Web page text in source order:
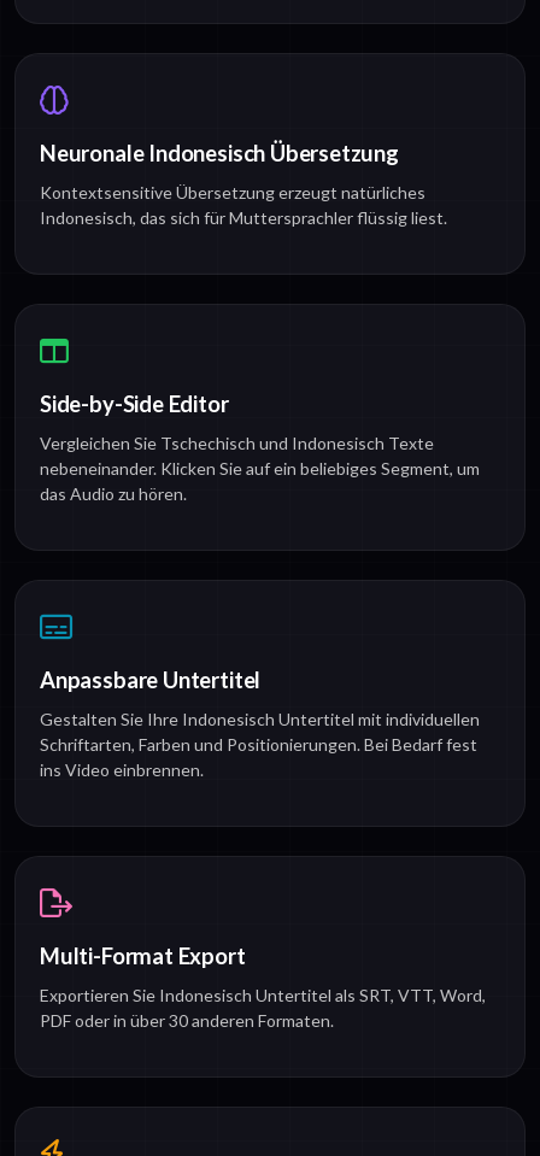
Neuronale Indonesisch Übersetzung
Kontextsensitive Übersetzung erzeugt natürliches
Indonesisch, das sich für Muttersprachler flüssig liest.
Side-by-Side Editor
Vergleichen Sie Tschechisch und Indonesisch Texte
nebeneinander. Klicken Sie auf ein beliebiges Segment, um
das Audio zu hören.
Anpassbare Untertitel
Gestalten Sie Ihre Indonesisch Untertitel mit individuellen
Schriftarten, Farben und Positionierungen. Bei Bedarf fest
ins Video einbrennen.
Multi-Format Export
Exportieren Sie Indonesisch Untertitel als SRT, VTT, Word,
PDF oder in über 30 anderen Formaten.